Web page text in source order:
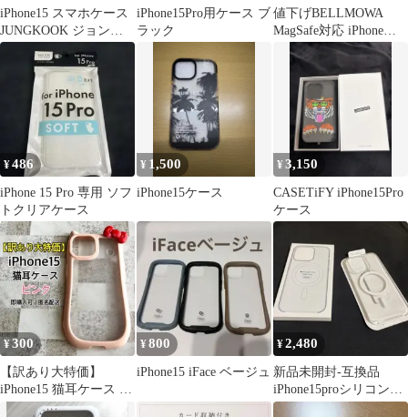
iPhone15 スマホケース
JUNGKOOK ジョング
ク BTS 非公式
iPhone15Pro用ケース ブ
ラック
値下げBELLMOWA
MagSafe対応 iPhoneケ
ース iPhone15
¥486
iPhone 15 Pro 専用 ソフ
トクリアケース
¥ 1,500
iPhone15ケース
¥3,150
CASETiFY iPhone15Pro
ケース
¥300
【訳あり大特価】
iPhone15 猫耳ケース ピ
ンク 赤リボン 韓国風
¥800
iPhone15 iFace ベージュ
¥2,480
新品未開封-互換品
iPhone15proシリコンケ
ースMagSafe対応